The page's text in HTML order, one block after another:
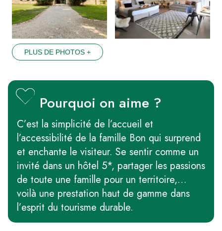
PLUS DE PHOTOS +
Pourquoi on aime ?
C’est la simplicité de l’accueil et
l’accessibilité de la famille Bon qui surprend
et enchante le visiteur. Se sentir comme un
invité dans un hôtel 5*, partager les passions
de toute une famille pour un territoire,…
voilà une prestation haut de gamme dans
l’esprit du tourisme durable.